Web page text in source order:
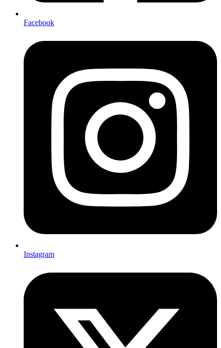
Facebook
Instagram